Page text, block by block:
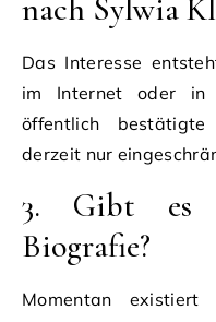
nach Sylwia
Das Interesse
im Internet oder in
öffentlich
derzeit nur
3. Gibt es
Biografie?
Momentan existiert